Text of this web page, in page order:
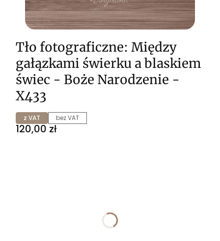
Tło fotograficzne: Między
gałązkami świerku a blaskiem
świec - Boże Narodzenie -
X433
z VAT bez VAT
Cena
120,00 zł